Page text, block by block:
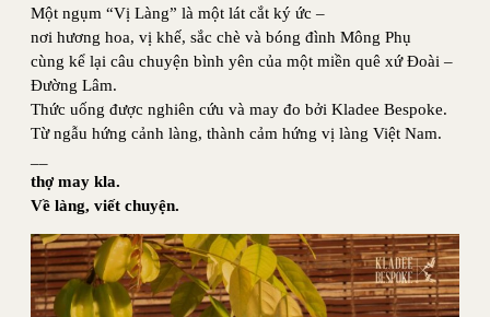
Một ngụm “Vị Làng” là một lát cắt ký ức –
nơi hương hoa, vị khế, sắc chè và bóng đình Mông Phụ
cùng kể lại câu chuyện bình yên của một miền quê xứ Đoài –
Đường Lâm.
Thức uống được nghiên cứu và may đo bởi Kladee Bespoke.
Từ ngẫu hứng cảnh làng, thành cảm hứng vị làng Việt Nam.
thợ may kla.
Về làng, viết chuyện.